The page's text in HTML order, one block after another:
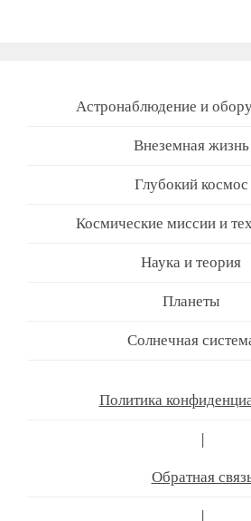
Астронаблюдение и
Внеземная жизнь
Глубокий космос
Космические миссии и
Наука и теория
Планеты
Солнечная
Политика
|
Обратная
|